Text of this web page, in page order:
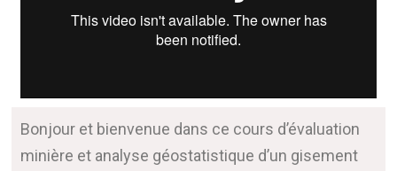
Bonjour et bienvenue dans ce cours d’évaluation
minière et analyse géostatistique d’un gisement